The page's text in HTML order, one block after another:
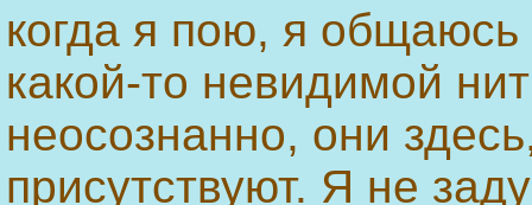
когда я пою, я
какой-то невидимой
неосознанно, они
присутствуют. Я не